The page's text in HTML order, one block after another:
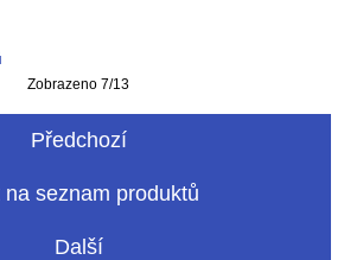
Zobrazeno 7/13
Předchozí
na seznam produktů
Další